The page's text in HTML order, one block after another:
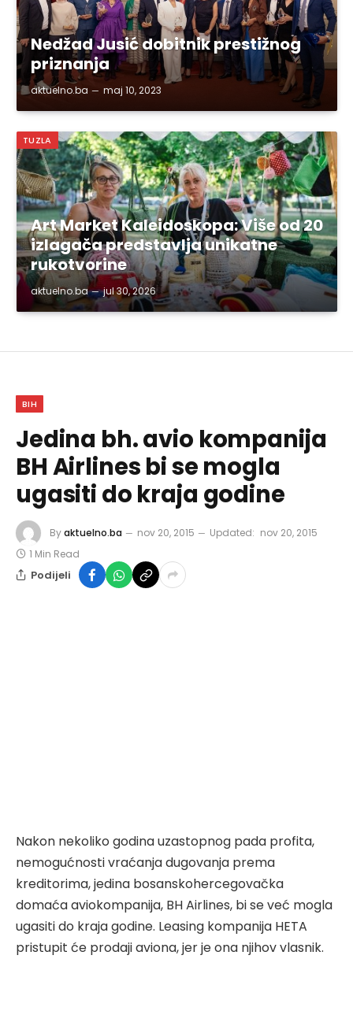
Nedžad Jusić dobitnik prestižnog
priznanja
aktuelno.ba maj 10, 2023
TUZLA
Art Market Kaleidoskopa: Više od 20
izlagača predstavlja unikatne
rukotvorine
aktuelno.ba jul 30, 2026
BIH
Jedina bh. avio kompanija
BH Airlines bi se mogla
ugasiti do kraja godine
Byaktuelno.ba nov 20, 2015 Updated: nov 20, 2015
1 Min Read
Podijeli
Nakon nekoliko godina uzastopnog pada profita,
nemogućnosti vraćanja dugovanja prema
kreditorima, jedina bosanskohercegovačka
domaća aviokompanija, BH Airlines, bi se već mogla
ugasiti do kraja godine. Leasing kompanija HETA
pristupit će prodaji aviona, jer je ona njihov vlasnik.